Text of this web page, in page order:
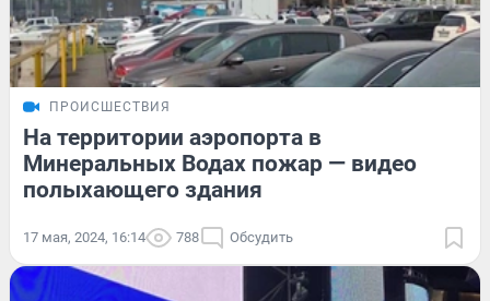
ПРОИСШЕСТВИЯ
На территории аэропорта в
Минеральных Водах пожар — видео
полыхающего здания
17 мая, 2024, 16:14 788 Обсудить